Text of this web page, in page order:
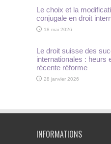
Le choix et la
conjugale en droit
18 mai 2026
Le droit suisse des
internationales : heurs
récente réforme
28 janvier 2026
INFORMATIONS